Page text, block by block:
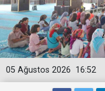
16:52
05 Ağustos 2026